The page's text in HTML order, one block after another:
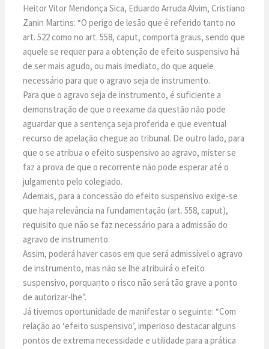
Heitor Vitor Mendonça Sica, Eduardo Arruda Alvim, Cristiano
Zanin Martins: “O perigo de lesão que é referido tanto no
art. 522 como no art. 558, caput, comporta graus, sendo que
aquele se requer para a obtenção de efeito suspensivo há
de ser mais agudo, ou mais imediato, do que aquele
necessário para que o agravo seja de instrumento.
Para que o agravo seja de instrumento, é suficiente a
demonstração de que o reexame da questão não pode
aguardar que a sentença seja proferida e que eventual
recurso de apelação chegue ao tribunal. De outro lado, para
que o se atribua o efeito suspensivo ao agravo, mister se
faz a prova de que o recorrente não pode esperar até o
julgamento pelo colegiado.
Ademais, para a concessão do efeito suspensivo exige-se
que haja relevância na fundamentação (art. 558, caput),
requisito que não se faz necessário para a admissão do
agravo de instrumento.
Assim, poderá haver casos em que será admissível o agravo
de instrumento, mas não se lhe atribuirá o efeito
suspensivo, porquanto o risco não será tão grave a ponto
de autorizar-lhe”.
Já tivemos oportunidade de manifestar o seguinte: “Com
relação ao ‘efeito suspensivo’, imperioso destacar alguns
pontos de extrema necessidade e utilidade para a prática